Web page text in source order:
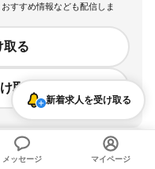
すすめ情報なども配信しま
取る
取る
新着求人を受け取る
メッセージ マイページ